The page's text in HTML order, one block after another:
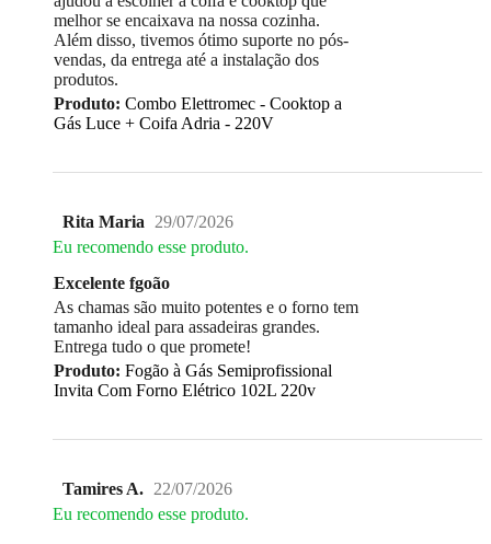
melhor se encaixava na nossa cozinha.
Além disso, tivemos ótimo suporte no pós-
vendas, da entrega até a instalação dos
produtos.
Produto: Combo Elettromec - Cooktop a
Gás Luce + Coifa Adria - 220V
Rita Maria
29/07/2026
Eu recomendo esse produto.
Excelente fgoão
As chamas são muito potentes e o forno tem
tamanho ideal para assadeiras grandes.
Entrega tudo o que promete!
Produto: Fogão à Gás Semiprofissional
Invita Com Forno Elétrico 102L 220v
Tamires A. 22/07/2026
Eu recomendo esse produto.